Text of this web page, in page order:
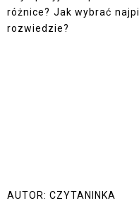
różnice? Jak wybrać
rozwiedzie?
AUTOR: CZYTANINKA